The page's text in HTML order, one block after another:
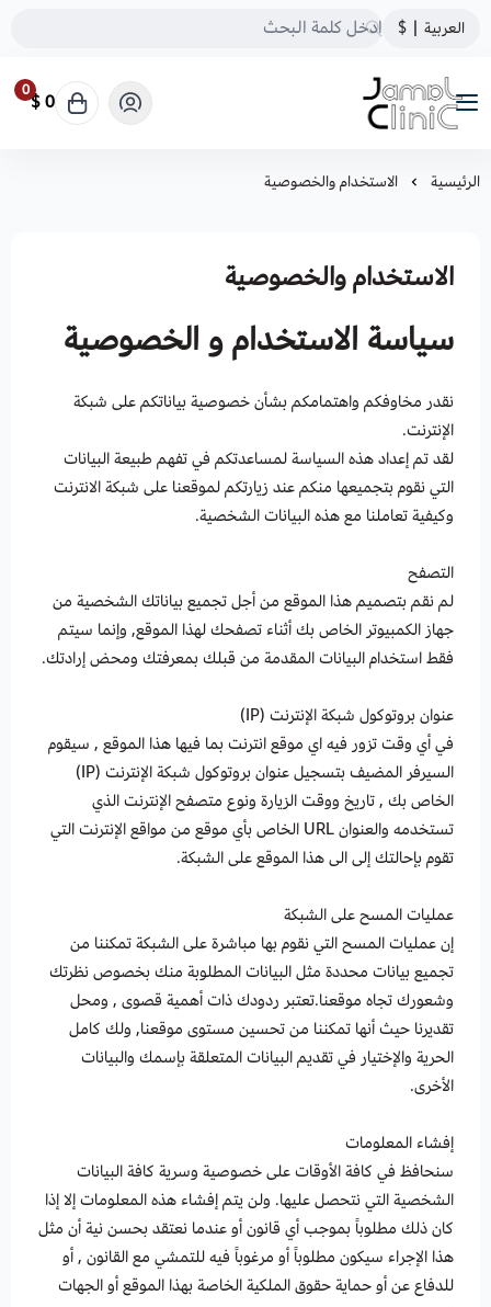
العربية |
$
Jamal Clinic.com
0 0 $
الرئيسية الاستخدام والخصوصية
الاستخدام والخصوصية
سياسة الاستخدام و الخصوصية
نقدر مخاوفكم واهتمامكم بشأن خصوصية بياناتكم على شبكة
الإنترنت.
لقد تم إعداد هذه السياسة لمساعدتكم في تفهم طبيعة البيانات
التي نقوم بتجميعها منكم عند زيارتكم لموقعنا على شبكة الانترنت
وكيفية تعاملنا مع هذه البيانات الشخصية.
التصفح
لم نقم بتصميم هذا الموقع من أجل تجميع بياناتك الشخصية من
جهاز الكمبيوتر الخاص بك أثناء تصفحك لهذا الموقع, وإنما سيتم
فقط استخدام البيانات المقدمة من قبلك بمعرفتك ومحض إرادتك.
عنوان بروتوكول شبكة الإنترنت (IP)
في أي وقت تزور فيه اي موقع انترنت بما فيها هذا الموقع , سيقوم
السيرفر المضيف بتسجيل عنوان بروتوكول شبكة الإنترنت (IP)
الخاص بك , تاريخ ووقت الزيارة ونوع متصفح الإنترنت الذي
تستخدمه والعنوان URL الخاص بأي موقع من مواقع الإنترنت التي
تقوم بإحالتك إلى الى هذا الموقع على الشبكة.
عمليات المسح على الشبكة
إن عمليات المسح التي نقوم بها مباشرة على الشبكة تمكننا من
تجميع بيانات محددة مثل البيانات المطلوبة منك بخصوص نظرتك
وشعورك تجاه موقعنا.تعتبر ردودك ذات أهمية قصوى , ومحل
تقديرنا حيث أنها تمكننا من تحسين مستوى موقعنا, ولك كامل
الحرية والإختيار في تقديم البيانات المتعلقة بإسمك والبيانات
الأخرى.
إفشاء المعلومات
سنحافظ في كافة الأوقات على خصوصية وسرية كافة البيانات
الشخصية التي نتحصل عليها. ولن يتم إفشاء هذه المعلومات إلا إذا
كان ذلك مطلوباً بموجب أي قانون أو عندما نعتقد بحسن نية أن مثل
هذا الإجراء سيكون مطلوباً أو مرغوباً فيه للتمشي مع القانون , أو
للدفاع عن أو حماية حقوق الملكية الخاصة بهذا الموقع أو الجهات